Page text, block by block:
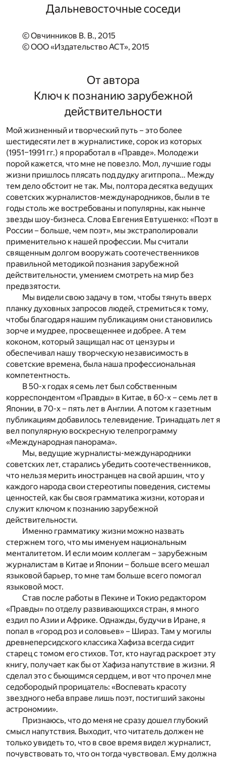
Дальневосточные соседи
© Овчинников В. В., 2015
© ООО «Издательство АСТ», 2015
От автора
Ключ к познанию зарубежной
действительности
Мой жизненный и творческий путь – это более
шестидесяти лет в журналистике, сорок из которых
(1951–1991 гг.) я проработал в «Правде». Молодежи
порой кажется, что мне не повезло. Мол, лучшие годы
жизни пришлось плясать под дудку агитпропа… Между
тем дело обстоит не так. Мы, полтора десятка ведущих
советских журналистов-международников, были в те
годы столь же востребованы и популярны, как нынче
звезды шоу-бизнеса. Слова Евгения Евтушенко: «Поэт в
России – больше, чем поэт», мы экстраполировали
применительно к нашей профессии. Мы считали
священным долгом вооружать соотечественников
правильной методикой познания зарубежной
действительности, умением смотреть на мир без
предвзятости.
Мы видели свою задачу в том, чтобы тянуть вверх
планку духовных запросов людей, стремиться к тому,
чтобы благодаря нашим публикациям они становились
зорче и мудрее, просвещеннее и добрее. А тем
коконом, который защищал нас от цензуры и
обеспечивал нашу творческую независимость в
советские времена, была наша профессиональная
компетентность.
В 50-х годах я семь лет был собственным
корреспондентом «Правды» в Китае, в 60-х – семь лет в
Японии, в 70-х – пять лет в Англии. А потом к газетным
публикациям добавилось телевидение. Тринадцать лет я
вел популярную воскресную телепрограмму
«Международная панорама».
Мы, ведущие журналисты-международники
советских лет, старались убедить соотечественников,
что нельзя мерить иностранцев на свой аршин, что у
каждого народа свои стереотипы поведения, системы
ценностей, как бы своя грамматика жизни, которая и
служит ключом к познанию зарубежной
действительности.
Именно грамматику жизни можно назвать
стержнем того, что мы именуем национальным
менталитетом. И если моим коллегам – зарубежным
журналистам в Китае и Японии – больше всего мешал
языковой барьер, то мне там больше всего помогал
языковой мост.
Став после работы в Пекине и Токио редактором
«Правды» по отделу развивающихся стран, я много
ездил по Азии и Африке. Однажды, будучи в Иране, я
попал в «город роз и соловьев» – Шираз. Там у могилы
древнеперсидского классика Хафиза всегда сидит
старец с томом его стихов. Тот, кто наугад раскроет эту
книгу, получает как бы от Хафиза напутствие в жизни. Я
сделал это с бьющимся сердцем, и вот что прочел мне
седобородый прорицатель: «Воспевать красоту
звездного неба вправе лишь поэт, постигший законы
астрономии».
Признаюсь, что до меня не сразу дошел глубокий
смысл напутствия. Выходит, что читатель должен не
только увидеть то, что в свое время видел журналист,
почувствовать то, что он тогда чувствовал. Ему должна